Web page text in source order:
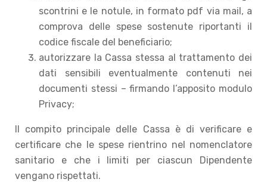
scontrini e le notule, in formato pdf via mail, a
comprova delle spese sostenute riportanti il
codice fiscale del beneficiario;
autorizzare la Cassa stessa al trattamento dei
dati sensibili eventualmente contenuti nei
documenti stessi – firmando l’apposito modulo
Privacy;
Il compito principale delle Cassa è di verificare e
certificare che le spese rientrino nel nomenclatore
sanitario e che i limiti per ciascun Dipendente
vengano rispettati.